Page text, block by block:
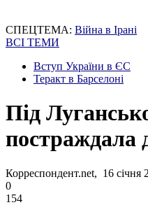
СПЕЦТЕМА: Війна в Ірані
ВСІ ТЕМИ
Вступ України в ЄС
Теракт в Барселоні
Під
постраждала
Корреспондент.net, 16 січня
0
154